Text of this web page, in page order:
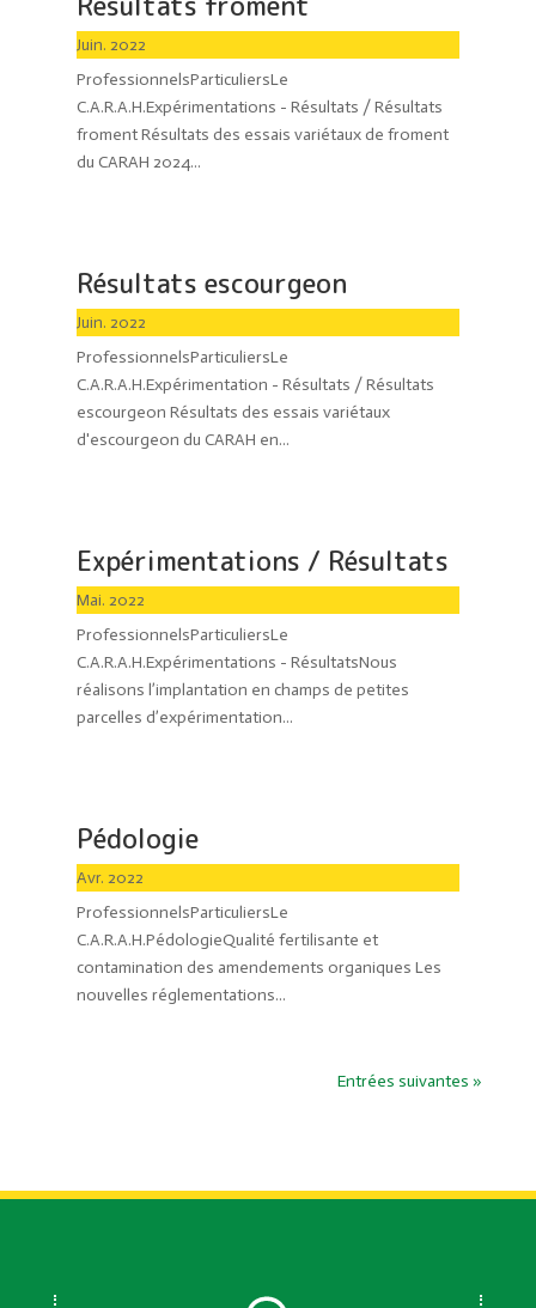
Juin. 2022
ProfessionnelsParticuliersLe
C.A.R.A.H.Expérimentations - Résultats / Résultats
froment Résultats des essais variétaux de froment
du CARAH 2024...
Résultats escourgeon
Juin. 2022
ProfessionnelsParticuliersLe
C.A.R.A.H.Expérimentation - Résultats / Résultats
escourgeon Résultats des essais variétaux
d'escourgeon du CARAH en...
Expérimentations / Résultats
Mai. 2022
ProfessionnelsParticuliersLe
C.A.R.A.H.Expérimentations - RésultatsNous
réalisons l’implantation en champs de petites
parcelles d’expérimentation...
Pédologie
Avr. 2022
ProfessionnelsParticuliersLe
C.A.R.A.H.PédologieQualité fertilisante et
contamination des amendements organiques Les
nouvelles réglementations...
Entrées suivantes »